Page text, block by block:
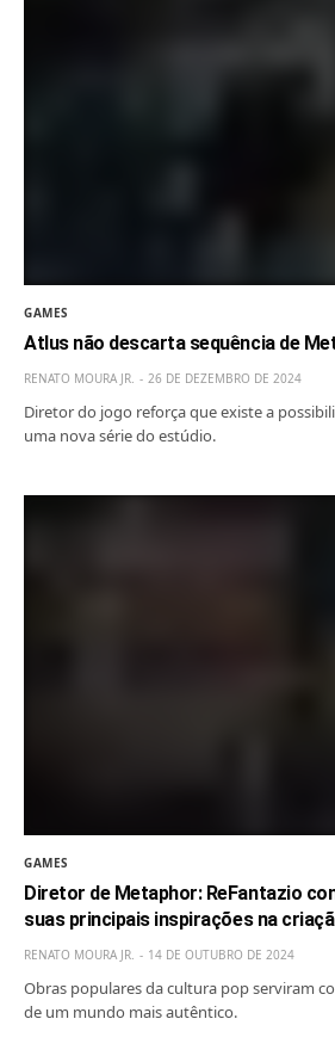
GAMES
Atlus não descarta sequência de
RENATO MOURA JR. 26 DE DEZEMBRO DE 2024
Diretor do jogo reforça que existe a
uma nova série do estúdio.
GAMES
Diretor de Metaphor: ReFantazio
suas principais inspirações na
RENATO MOURA JR. 14 DE OUTUBRO DE 2024
Obras populares da cultura pop serviram
de um mundo mais autêntico.